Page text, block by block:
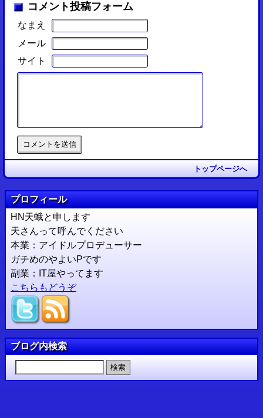
コメント投稿フォーム
なまえ
メール
サイト
トップページへ
プロフィール
HN天蛾と申します
天さんって呼んでください
本業：アイドルプロデューサー
ガチめのやよいPです
副業：IT屋やってます
こちらもどうぞ
ブログ内検索